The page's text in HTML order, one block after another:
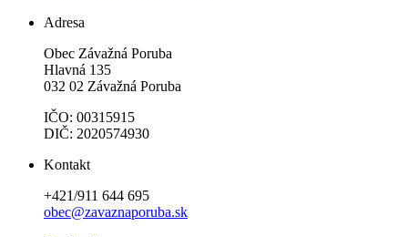
Adresa
Obec Závažná Poruba
Hlavná 135
032 02 Závažná Poruba
IČO: 00315915
DIČ: 2020574930
Kontakt
+421/911 644 695
obec@zavaznaporuba.sk